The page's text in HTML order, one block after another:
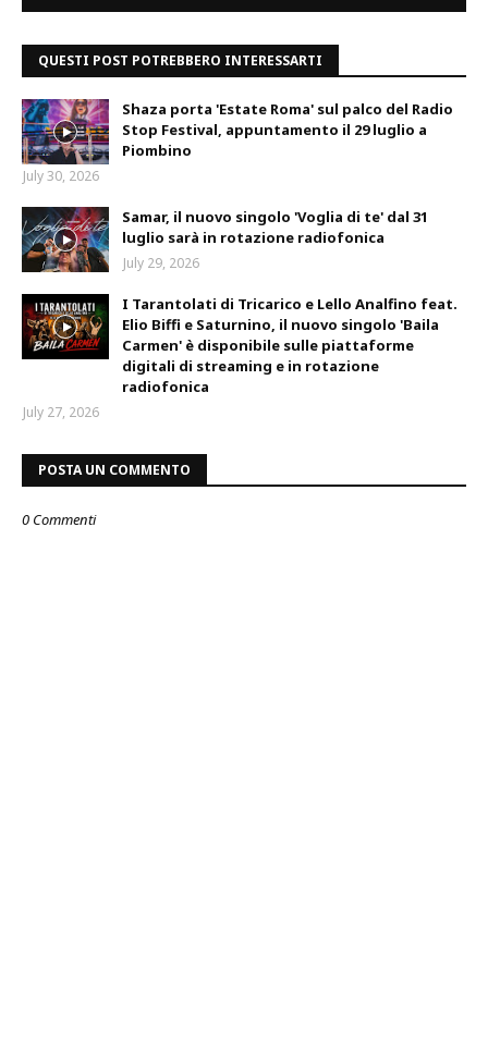
QUESTI POST POTREBBERO INTERESSARTI
Shaza porta 'Estate Roma' sul palco del Radio
Stop Festival, appuntamento il 29 luglio a
Piombino
July 30, 2026
Samar, il nuovo singolo 'Voglia di te' dal 31
luglio sarà in rotazione radiofonica
July 29, 2026
I Tarantolati di Tricarico e Lello Analfino feat.
Elio Biffi e Saturnino, il nuovo singolo 'Baila
Carmen' è disponibile sulle piattaforme
digitali di streaming e in rotazione
radiofonica
July 27, 2026
POSTA UN COMMENTO
0 Commenti